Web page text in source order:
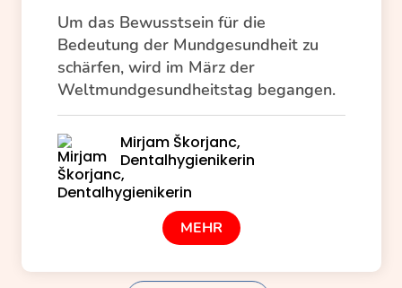
Um das Bewusstsein für die
Bedeutung der Mundgesundheit zu
schärfen, wird im März der
Weltmundgesundheitstag begangen.
Mirjam Škorjanc,
Dentalhygienikerin
MEHR